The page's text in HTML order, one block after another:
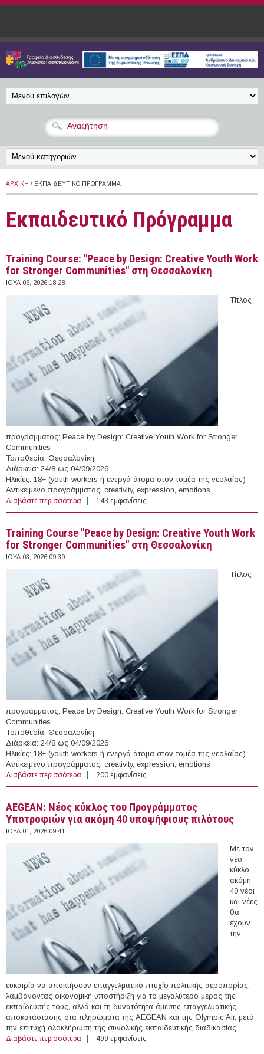
Παράκαμψη προς το κυρίως περιεχόμενο
ΑΡΧΙΚΉ / ΕΚΠΑΙΔΕΥΤΙΚΌ ΠΡΌΓΡΑΜΜΑ
Εκπαιδευτικό Πρόγραμμα
Training Course: "Peace by Design: Creative Youth Work
for Stronger Communities" στη Θεσσαλονίκη
ΙΟΥΛ 06, 2026 18:28
Τίτλος
προγράμματος: Peace by Design: Creative Youth Work for Stronger
Communities
Τοποθεσία: Θεσσαλονίκη
Διάρκεια: 24/8 ως 04/09/2026
Ηλικίες: 18+ (youth workers ή ενεργά άτομα στον τομέα της νεολαίας)
Αντικείμενο προγράμματος: creativity, expression, emotions
Διαβάστε περισσότερα για Training Course: "Peace by Design: Creative Youth
Work for Stronger Communities" στη Θεσσαλονίκη
143 εμφανίσεις
Training Course "Peace by Design: Creative Youth Work
for Stronger Communities" στη Θεσσαλονίκη
ΙΟΥΛ 03, 2026 09:39
Τίτλος
προγράμματος: Peace by Design: Creative Youth Work for Stronger
Communities
Τοποθεσία: Θεσσαλονίκη
Διάρκεια: 24/8 ως 04/09/2026
Ηλικίες: 18+ (youth workers ή ενεργά άτομα στον τομέα της νεολαίας)
Αντικείμενο προγράμματος: creativity, expression, emotions
Διαβάστε περισσότερα για Training Course "Peace by Design: Creative Youth
Work for Stronger Communities" στη Θεσσαλονίκη
200 εμφανίσεις
AEGEAN: Νέος κύκλος του Προγράμματος
Υποτροφιών για ακόμη 40 υποψήφιους πιλότους
ΙΟΥΛ 01, 2026 09:41
Με τον
νέο
κύκλο,
ακόμη
40 νέοι
και νέες
θα
έχουν
την
ευκαιρία να αποκτήσουν επαγγελματικό πτυχίο πολιτικής αεροπορίας,
λαμβάνοντας οικονομική υποστήριξη για το μεγαλύτερο μέρος της
εκπαίδευσής τους, αλλά και τη δυνατότητα άμεσης επαγγελματικής
αποκατάστασης στα πληρώματα της AEGEAN και της Olympic Air, μετά
την επιτυχή ολοκλήρωση της συνολικής εκπαιδευτικής διαδικασίας.
Διαβάστε περισσότερα για AEGEAN: Νέος κύκλος του Προγράμματος
Υποτροφιών για ακόμη 40 υποψήφιους πιλότους
499 εμφανίσεις